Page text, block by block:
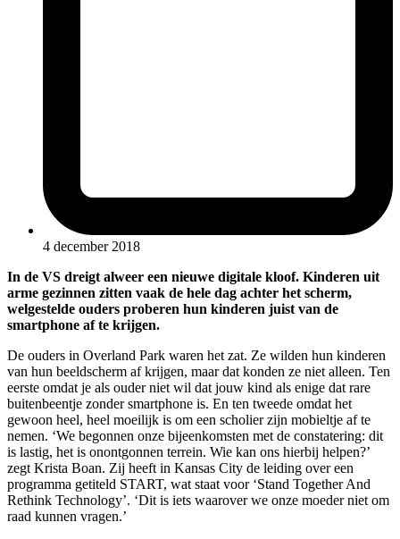
4 december 2018
In de VS dreigt alweer een nieuwe digitale kloof. Kinderen uit
arme gezinnen zitten vaak de hele dag achter het scherm,
welgestelde ouders proberen hun kinderen juist van de
smartphone af te krijgen.
De ouders in Overland Park waren het zat. Ze wilden hun kinderen
van hun beeldscherm af krijgen, maar dat konden ze niet alleen. Ten
eerste omdat je als ouder niet wil dat jouw kind als enige dat rare
buitenbeentje zonder smartphone is. En ten tweede omdat het
gewoon heel, heel moeilijk is om een scholier zijn mobieltje af te
nemen. ‘We begonnen onze bijeenkomsten met de constatering: dit
is lastig, het is onontgonnen terrein. Wie kan ons hierbij helpen?’
zegt Krista Boan. Zij heeft in Kansas City de leiding over een
programma getiteld START, wat staat voor ‘Stand Together And
Rethink Technology’. ‘Dit is iets waarover we onze moeder niet om
raad kunnen vragen.’